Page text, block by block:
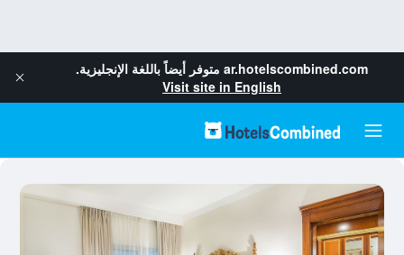
ar.hotelscombined.com متوفر أيضاً باللغة الإنجليزية.
Visit site in English